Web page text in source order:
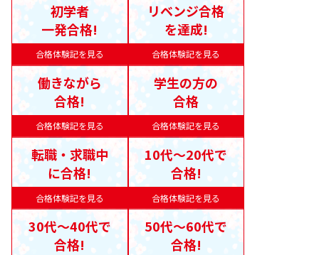
合格体験記を見る
初学者
一発合格!
合格体験記を見る
リベンジ合格
を達成!
合格体験記を見る
働きながら
合格!
合格体験記を見る
学生の方の
合格
合格体験記を見る
転職・求職中
に合格!
合格体験記を見る
10代〜20代で
合格!
30代〜40代で
合格!
50代〜60代で
合格!